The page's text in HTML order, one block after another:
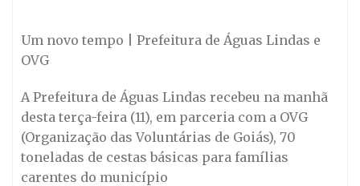
Um novo tempo | Prefeitura de Águas Lindas e
OVG
A Prefeitura de Águas Lindas recebeu na manhã
desta terça-feira (11), em parceria com a OVG
(Organização das Voluntárias de Goiás), 70
toneladas de cestas básicas para famílias
carentes do município